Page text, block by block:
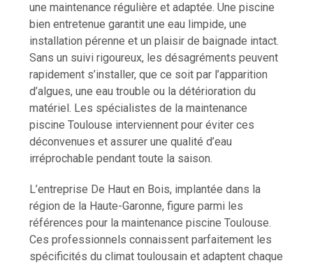
une maintenance régulière et adaptée. Une piscine
bien entretenue garantit une eau limpide, une
installation pérenne et un plaisir de baignade intact.
Sans un suivi rigoureux, les désagréments peuvent
rapidement s’installer, que ce soit par l’apparition
d’algues, une eau trouble ou la détérioration du
matériel. Les spécialistes de la maintenance
piscine Toulouse interviennent pour éviter ces
déconvenues et assurer une qualité d’eau
irréprochable pendant toute la saison.
L’entreprise De Haut en Bois, implantée dans la
région de la Haute-Garonne, figure parmi les
références pour la maintenance piscine Toulouse.
Ces professionnels connaissent parfaitement les
spécificités du climat toulousain et adaptent chaque